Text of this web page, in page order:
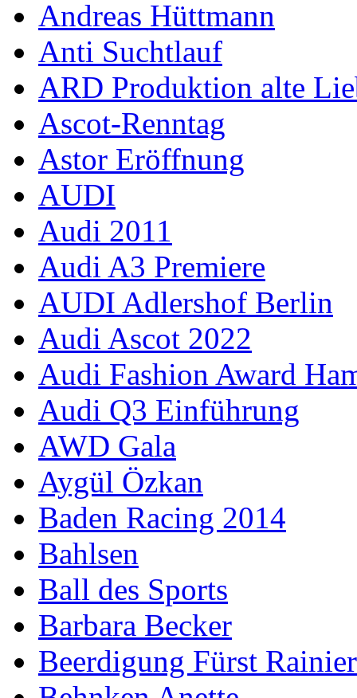
Andreas Hüttmann
Anti Suchtlauf
ARD Produktion alte
Ascot-Renntag
Astor Eröffnung
AUDI
Audi 2011
Audi A3 Premiere
AUDI Adlershof Berlin
Audi Ascot 2022
Audi Fashion Award
Audi Q3 Einführung
AWD Gala
Aygül Özkan
Baden Racing 2014
Bahlsen
Ball des Sports
Barbara Becker
Beerdigung Fürst Rainier